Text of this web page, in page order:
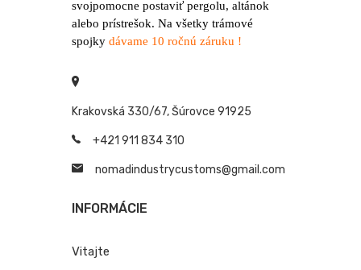
svojpomocne postaviť pergolu, altánok
alebo prístrešok. Na všetky trámové
spojky dávame 10 ročnú záruku !
Krakovská 330/67, Šúrovce 91925
+421 911 834 310
nomadindustrycustoms@gmail.com
INFORMÁCIE
Vitajte